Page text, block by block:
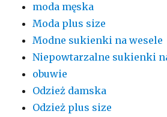
moda męska
Moda plus size
Modne sukienki na wesele
Niepowtarzalne sukienki
obuwie
Odzież damska
Odzież plus size